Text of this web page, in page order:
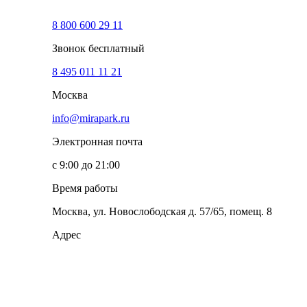
8 800 600 29 11
Звонок бесплатный
8 495 011 11 21
Москва
info@mirapark.ru
Электронная почта
с 9:00 до 21:00
Время работы
Москва, ул. Новослободская д. 57/65, помещ. 8
Адрес